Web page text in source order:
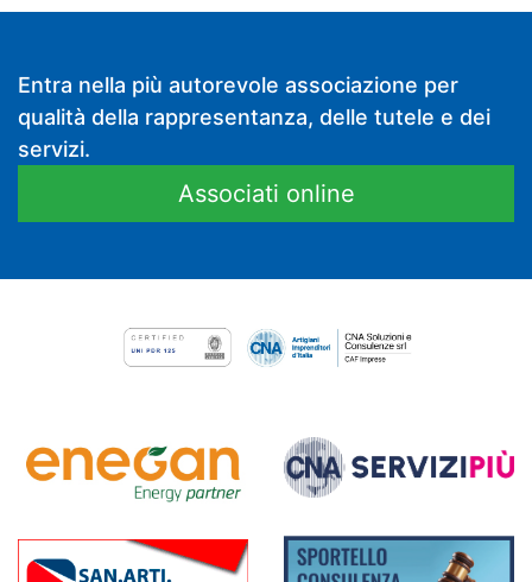
Entra nella più autorevole associazione per
qualità della rappresentanza, delle tutele e dei
servizi.
Associati online